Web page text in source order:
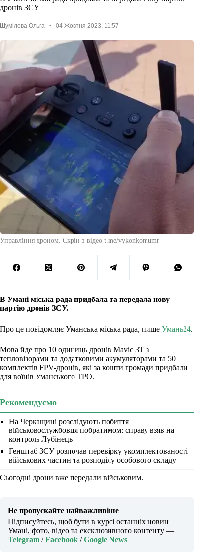
дронів ЗСУ
Шумілова Ольга 04 Жовтня 2023, 11:57
Управління дроном. Скрін з відео t.me/vykonkomumr
В Умані міська рада придбала та передала нову
партію дронів ЗСУ.
Про це повідомляє Уманська міська рада, пише Умань24.
Мова йде про 10 одиниць дронів Mavic 3Т з
тепловізорами та додатковими акумуляторами та 50
комплектів FPV-дронів, які за кошти громади придбали
для воїнів Уманського ТРО.
Рекомендуємо
На Черкащині розслідують побиття
військовослужбовця побратимом: справу взяв на
контроль Лубінець
Генштаб ЗСУ розпочав перевірку укомплектованості
військових частин та розподілу особового складу
Сьогодні дрони вже передали військовим.
Не пропускайте найважливіше
Підписуйтесь, щоб бути в курсі останніх новин
Умані, фото, відео та ексклюзивного контенту —
Telegram /Facebook /Google News